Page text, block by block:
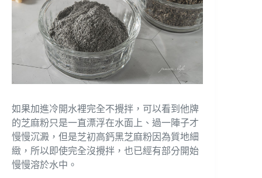
如果加進冷開水裡完全不攪拌，可以看到他牌
的芝麻粉只是一直漂浮在水面上、過一陣子才
慢慢沉澱，但是芝初高鈣黑芝麻粉因為質地細
緻，所以即使完全沒攪拌，也已經有部分開始
慢慢溶於水中。